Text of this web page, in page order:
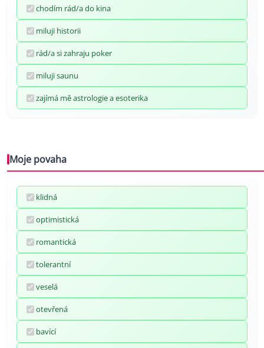
chodím rád/a do kina
miluji historii
rád/a si zahraju poker
miluji saunu
zajímá mě astrologie a esoterika
Moje povaha
klidná
optimistická
romantická
tolerantní
veselá
otevřená
bavící